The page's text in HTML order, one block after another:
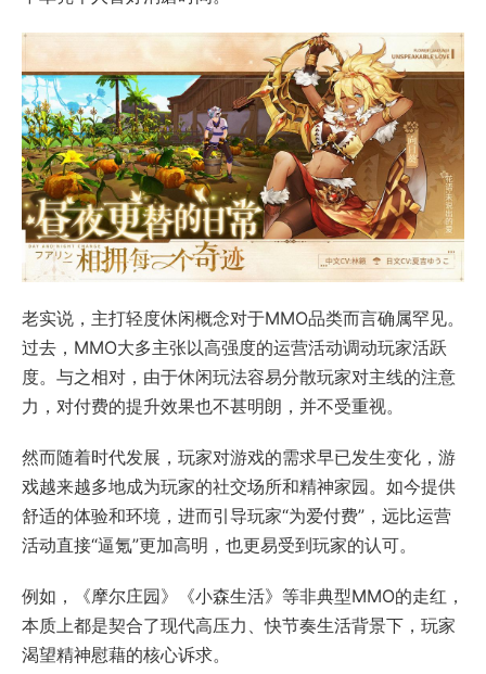
老实说，主打轻度休闲概念对于MMO品类而言确属罕见。
过去，MMO大多主张以高强度的运营活动调动玩家活跃
度。与之相对，由于休闲玩法容易分散玩家对主线的注意
力，对付费的提升效果也不甚明朗，并不受重视。
然而随着时代发展，玩家对游戏的需求早已发生变化，游
戏越来越多地成为玩家的社交场所和精神家园。如今提供
舒适的体验和环境，进而引导玩家“为爱付费”，远比运营
活动直接“逼氪”更加高明，也更易受到玩家的认可。
例如，《摩尔庄园》《小森生活》等非典型MMO的走红，
本质上都是契合了现代高压力、快节奏生活背景下，玩家
渴望精神慰藉的核心诉求。